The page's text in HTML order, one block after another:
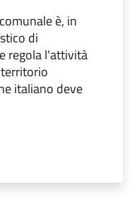
è, in
di
regola l'attività
italiano deve